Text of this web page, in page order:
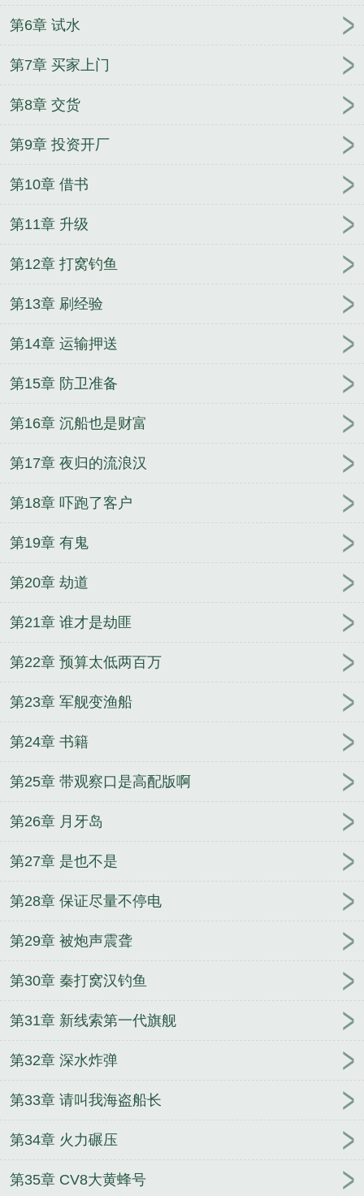
空天母舰什么鬼无删减版在
线阅读 空天母舰什么鬼无弹窗
空天母舰什么鬼完结
免费
空天母舰什么鬼免费
空天母舰什么鬼无弹窗最
空天母舰百
科
空天母舰什么鬼完整版免费
空天母舰什么鬼笔趣
空天航空母舰 空天母舰什么鬼最新
空天母舰什么鬼
世界 空天母舰百年以后能造出来吗
空天母舰什么鬼
大
空天母舰什么鬼笔趣阁手机版
说好的民企空天母
舰什么鬼
空天母舰什么鬼无弹窗免费
空天航母有用
吗
空天母舰什么鬼笔趣阁5200
空天母舰什么鬼笔趣
阁无错版 空天母舰计划
空天母舰什么鬼全文免费
新章节更新 说好的民企
空天母舰什么鬼笔趣阁免费
空天母舰的样子
空天母舰什么
第6章 试水
第7章 买家上门
第8章 交货
第9章 投资开厂
第10章 借书
第11章 升级
第12章 打窝钓鱼
第13章 刷经验
第14章 运输押送
第15章 防卫准备
第16章 沉船也是财富
第17章 夜归的流浪汉
第18章 吓跑了客户
第19章 有鬼
第20章 劫道
第21章 谁才是劫匪
第22章 预算太低两百万
第23章 军舰变渔船
第24章 书籍
第25章 带观察口是高配版啊
第26章 月牙岛
第27章 是也不是
第28章 保证尽量不停电
第29章 被炮声震聋
第30章 秦打窝汉钓鱼
第31章 新线索第一代旗舰
第32章 深水炸弹
第33章 请叫我海盗船长
第34章 火力碾压
第35章 CV8大黄蜂号